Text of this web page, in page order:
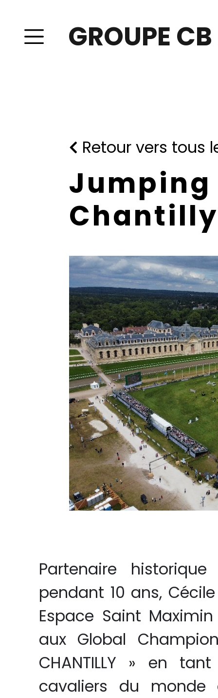
GROUPE
Retour vers tous
Jumping
Chantilly
Partenaire
pendant 10 ans,
Espace Saint
aux Global
CHANTILLY » en
cavaliers du